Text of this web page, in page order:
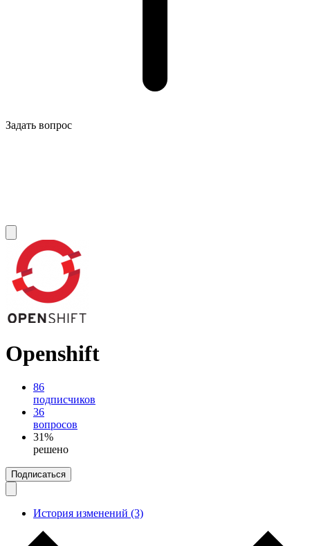
Задать вопрос
Openshift
86
подписчиков
36
вопросов
31%
решено
Подписаться
История изменений (3)